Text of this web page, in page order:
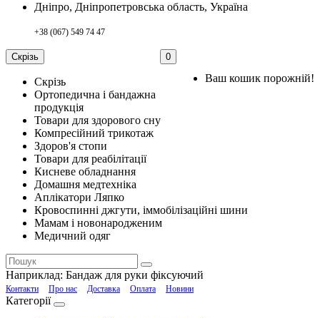
Дніпро, Дніпропетровська область, Україна
+38 (067) 549 74 47
0
Ваш кошик порожній!
Скрізь
Скрізь
Ортопедична і бандажна
продукція
Товари для здорового сну
Компресійний трикотаж
Здоров'я стопи
Товари для реабілітації
Кисневе обладнання
Домашня медтехніка
Аплікатори Ляпко
Кровоспинні джгути, іммобілізаційні шини
Мамам і новонародженим
Медичний одяг
Наприклад: Бандаж для руки фіксуючий
Контакти Про нас Доставка Оплата Новини
Категорії